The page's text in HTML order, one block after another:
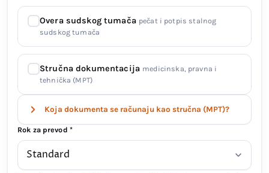
Overa sudskog tumača pečat i potpis stalnog
sudskog tumača
Stručna dokumentacija medicinska, pravna i
tehnička (MPT)
Koja dokumenta se računaju kao stručna (MPT)?
Rok za prevod *